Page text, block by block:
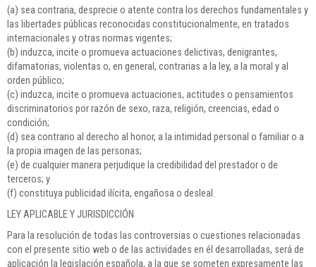
(a) sea contraria, desprecie o atente contra los derechos fundamentales y
las libertades públicas reconocidas constitucionalmente, en tratados
internacionales y otras normas vigentes;
(b) induzca, incite o promueva actuaciones delictivas, denigrantes,
difamatorias, violentas o, en general, contrarias a la ley, a la moral y al
orden público;
(c) induzca, incite o promueva actuaciones, actitudes o pensamientos
discriminatorios por razón de sexo, raza, religión, creencias, edad o
condición;
(d) sea contrario al derecho al honor, a la intimidad personal o familiar o a
la propia imagen de las personas;
(e) de cualquier manera perjudique la credibilidad del prestador o de
terceros; y
(f) constituya publicidad ilícita, engañosa o desleal.
LEY APLICABLE Y JURISDICCIÓN
Para la resolución de todas las controversias o cuestiones relacionadas
con el presente sitio web o de las actividades en él desarrolladas, será de
aplicación la legislación española, a la que se someten expresamente las